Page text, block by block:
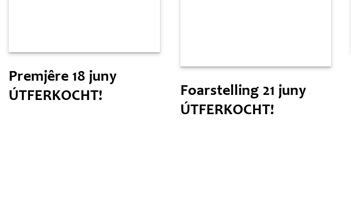
Premjêre 18 juny
ÚTFERKOCHT!
Foarstelling 21 juny
ÚTFERKOCHT!